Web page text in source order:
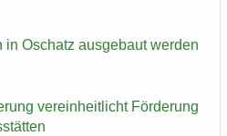
in Oschatz aus­ge­baut wer­den
ver­ein­heit­licht För­de­rung